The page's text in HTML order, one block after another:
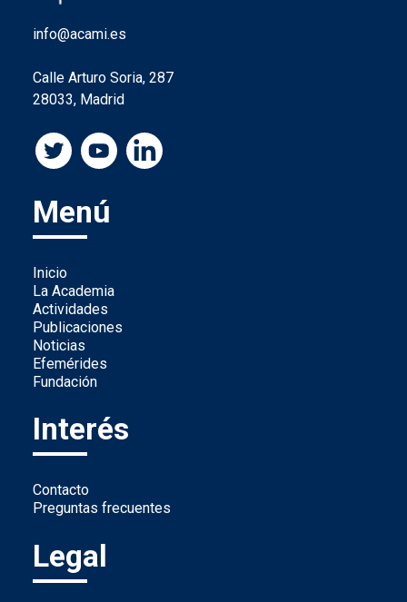
info@acami.es
Calle Arturo Soria, 287
28033, Madrid
Menú
Inicio
La Academia
Actividades
Publicaciones
Noticias
Efemérides
Fundación
Interés
Contacto
Preguntas frecuentes
Legal